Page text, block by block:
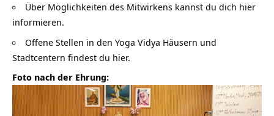
Über Möglichkeiten des Mitwirkens kannst du dich hier
informieren.
Offene Stellen in den Yoga Vidya Häusern und
Stadtcentern findest du hier.
Foto nach der Ehrung: